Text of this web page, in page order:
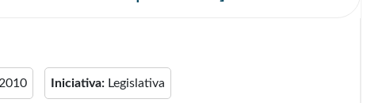
Iniciativa: Legislativa